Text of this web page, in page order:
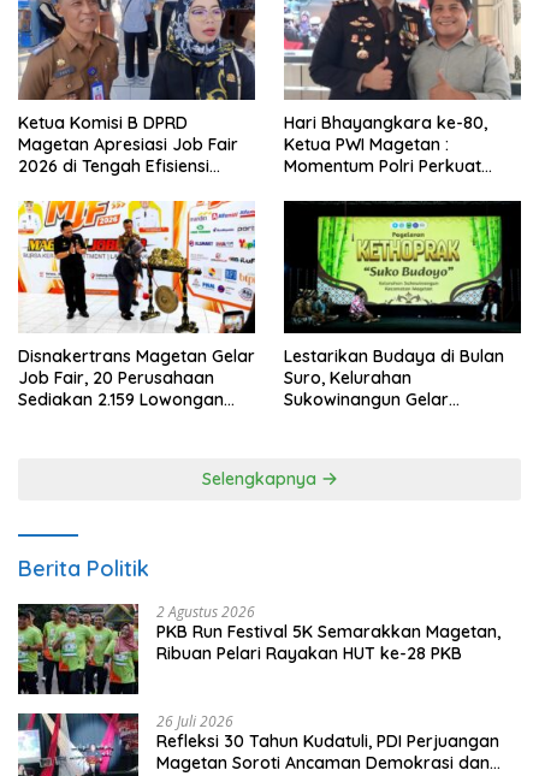
Ketua Komisi B DPRD
Magetan Apresiasi Job Fair
2026 di Tengah Efisiensi
Hari Bhayangkara ke-80,
Ketua PWI Magetan :
Momentum Polri Perkuat
Disnakertrans Magetan Gelar
Job Fair, 20 Perusahaan
Sediakan 2.159 Lowongan
Lestarikan Budaya di Bulan
Suro, Kelurahan
Sukowinangun Gelar
Selengkapnya
Berita Politik
2 Agustus 2026
PKB Run Festival 5K Semarakkan Magetan,
Ribuan Pelari Rayakan HUT ke-28 PKB
26 Juli 2026
Refleksi 30 Tahun Kudatuli, PDI Perjuangan
Magetan Soroti Ancaman Demokrasi dan